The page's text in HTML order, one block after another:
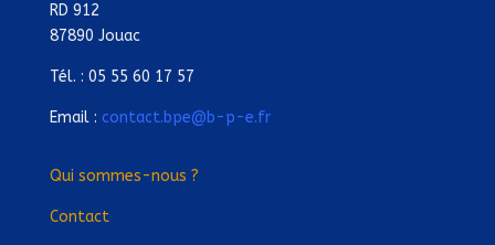
RD 912
87890 Jouac
Tél. : 05 55 60 17 57
Email : contact.bpe@b-p-e.fr
Qui sommes-nous ?
Contact